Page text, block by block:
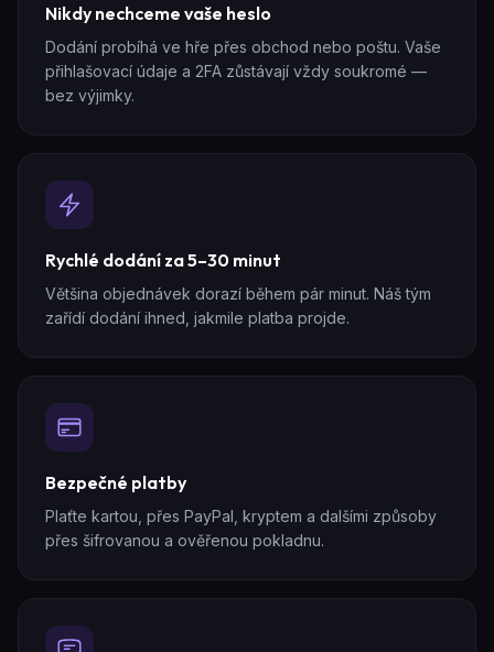
Nikdy nechceme vaše heslo
Dodání probíhá ve hře přes obchod nebo poštu. Vaše
přihlašovací údaje a 2FA zůstávají vždy soukromé —
bez výjimky.
Rychlé dodání za 5–30 minut
Většina objednávek dorazí během pár minut. Náš tým
zařídí dodání ihned, jakmile platba projde.
Bezpečné platby
Plaťte kartou, přes PayPal, kryptem a dalšími způsoby
přes šifrovanou a ověřenou pokladnu.